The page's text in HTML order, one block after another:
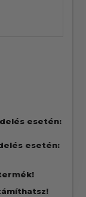
esetén:
esetén: